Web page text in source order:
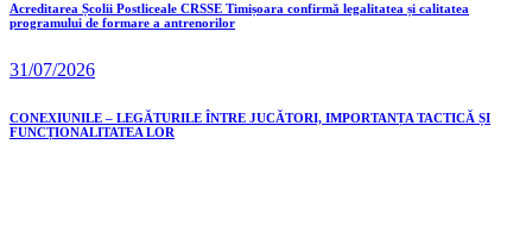
Acreditarea Școlii Postliceale CRSSE Timișoara confirmă legalitatea și calitatea
programului de formare a antrenorilor
31/07/2026
CONEXIUNILE – LEGĂTURILE ÎNTRE JUCĂTORI, IMPORTANȚA TACTICĂ ȘI
FUNCȚIONALITATEA LOR